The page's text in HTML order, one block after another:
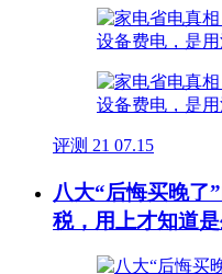
评测 21 07.15
八大“后悔买晚了
税，用上才知道